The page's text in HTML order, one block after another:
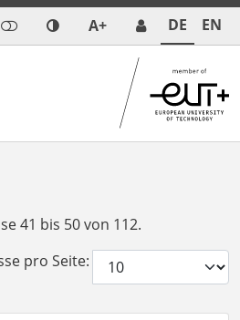
A+ DE EN
41 bis 50 von 112.
pro Seite: